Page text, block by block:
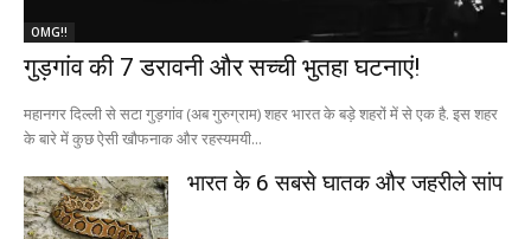
OMG!!
गुड़गांव की 7 डरावनी और सच्ची भुतहा घटनाएं!
महानगर दिल्ली से सटा गुड़गांव (अब गुरुग्राम) शहर भारत के बड़े शहरों में से एक है. इस शहर
के बारे में कुछ ऐसी खौफनाक और रहस्यमयी...
भारत के 6 सबसे घातक और जहरीले सांप